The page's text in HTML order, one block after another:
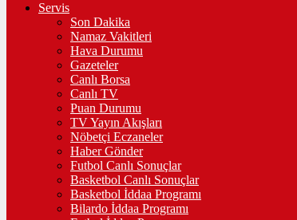
Servis
Son Dakika
Namaz Vakitleri
Hava Durumu
Gazeteler
Canlı Borsa
Canlı TV
Puan Durumu
TV Yayın Akışları
Nöbetçi Eczaneler
Haber Gönder
Futbol Canlı Sonuçlar
Basketbol Canlı Sonuçlar
Basketbol İddaa Programı
Bilardo İddaa Programı